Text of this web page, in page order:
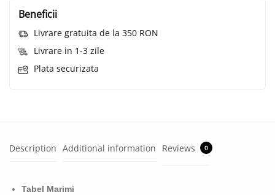
Beneficii
Livrare gratuita de la 350 RON
Livrare in 1-3 zile
Plata securizata
Description Additional information Reviews 0
Tabel Marimi